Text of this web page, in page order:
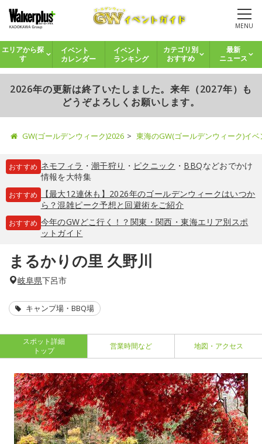
MENU
エリアから探
す
イベント
カレンダー
イベント
ランキング
カテゴリ別
おすすめ
最新
ニュース
2026年の更新は終了いたしました。来年（2027年）も
どうぞよろしくお願いします。
GW(ゴールデンウィーク)2026 東海のGW(ゴールデンウィーク)イ
おすすめ ネモフィラ ・ 潮干狩り ・ ピクニック ・ BBQなどおでかけ
情報を大特集
おすすめ
【最大12連休も】2026年のゴールデンウィークはいつか
ら？混雑ピーク予想と回避術をご紹介
おすすめ 今年のGWどこ行く！？関東・関西・東海エリア別スポ
ットガイド
まるかりの里 久野川
岐阜県下呂市
キャンプ場・BBQ場
スポット詳細
トップ
営業時間など 地図・アクセス